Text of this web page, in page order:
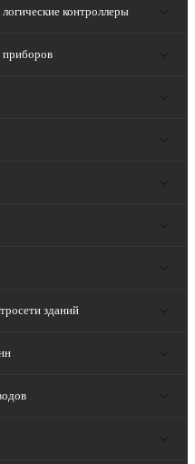
контроллеры
приборов
зданий